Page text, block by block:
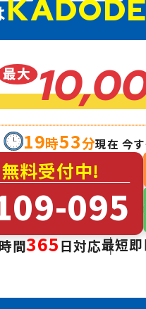
家具1
回収は
割で